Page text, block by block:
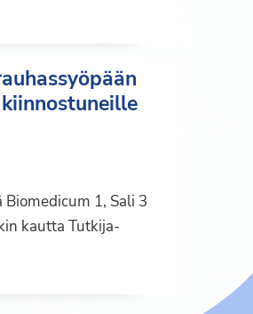
1, Sali 3
kautta Tutkija-